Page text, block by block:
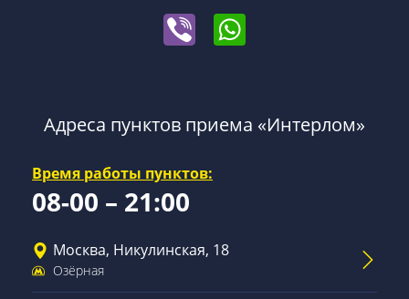
Адреса пунктов приема «Интерлом»
Время работы пунктов:
08-00 – 21:00
Москва, Никулинская, 18
Озёрная